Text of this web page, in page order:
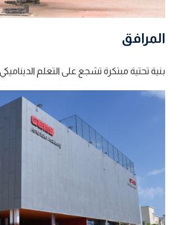
المرافق
بنية تحتية مبتكرة تشجع على التعلم الديناميكي